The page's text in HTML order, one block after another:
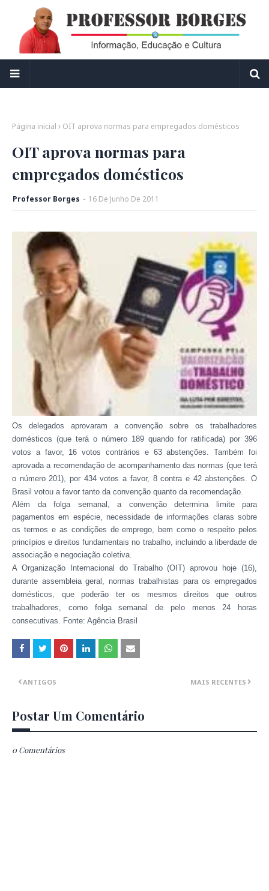
Página inicial OIT aprova normas para empregados domésticos
OIT aprova normas para
empregados domésticos
Professor Borges - 16 De Junho De 2011
Os delegados aprovaram a convenção sobre os trabalhadores
domésticos (que terá o número 189 quando for ratificada) por 396
votos a favor, 16 votos contrários e 63 abstenções. Também foi
aprovada a recomendação de acompanhamento das normas (que terá
o número 201), por 434 votos a favor, 8 contra e 42 abstenções. O
Brasil votou a favor tanto da convenção quanto da recomendação.
Além da folga semanal, a convenção determina limite para
pagamentos em espécie, necessidade de informações claras sobre
os termos e as condições de emprego, bem como o respeito pelos
princípios e direitos fundamentais no trabalho, incluindo a liberdade de
associação e negociação coletiva.
A Organização Internacional do Trabalho (OIT) aprovou hoje (16),
durante assembleia geral, normas trabalhistas para os empregados
domésticos, que poderão ter os mesmos direitos que outros
trabalhadores, como folga semanal de pelo menos 24 horas
consecutivas. Fonte: Agência Brasil
MAIS RECENTES
ANTIGOS
Postar Um Comentário
0 Comentários